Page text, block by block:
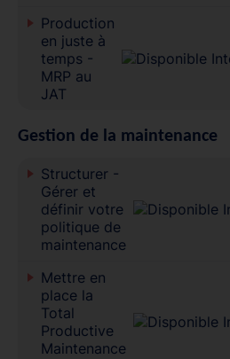
Production
en juste à
temps -
MRP au
JAT
Gestion de la maintenance
Structurer -
Gérer et
définir votre
politique de
maintenance
Mettre en
place la
Total
Productive
Maintenance